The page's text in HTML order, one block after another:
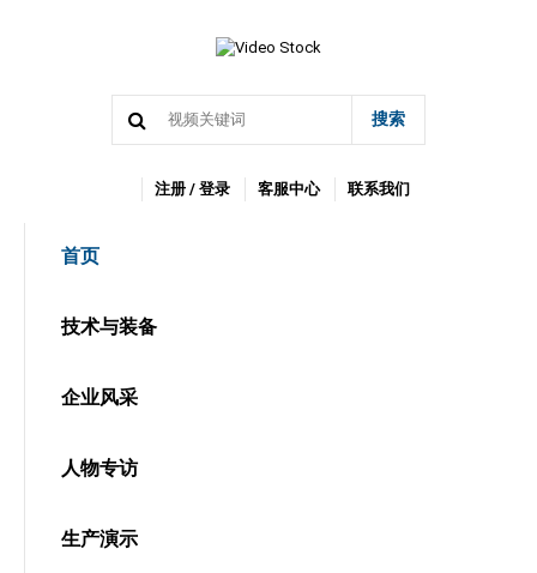
搜索
注册 / 登录 客服中心 联系我们
首页
技术与装备
企业风采
人物专访
生产演示